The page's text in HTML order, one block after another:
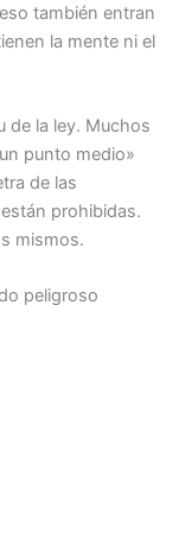
también entran
la mente ni el
de la ley. Muchos
punto medio»
de las
prohibidas.
mismos.
peligroso